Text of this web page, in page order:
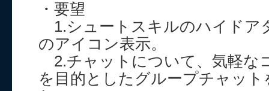
・要望
1.シュートスキルのハイドア
のアイコン表示。
2.チャットについて、気軽な
を目的としたグループチャッ